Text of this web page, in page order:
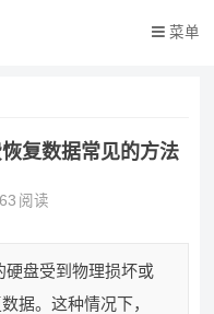
菜单
复数据常见的方法
阅读
硬盘受到物理损坏或
据。这种情况下，